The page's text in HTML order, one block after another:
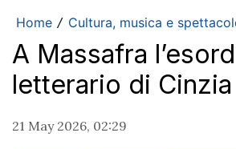
Home / Cultura, musica e
A Massafra
letterario di
21 May 2026, 02:29